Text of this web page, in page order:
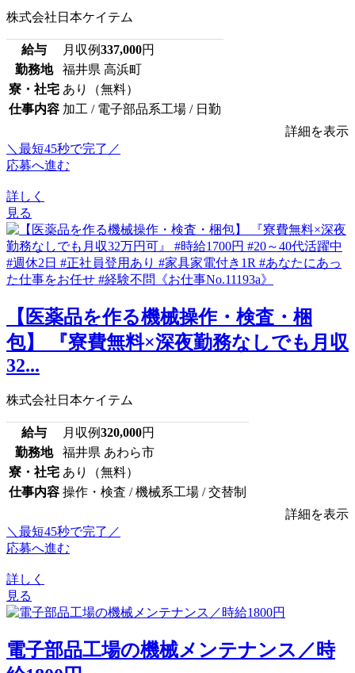
株式会社日本ケイテム
給与 月収例337,000円
勤務地
福井県 高浜町
寮・社宅 あり（無料）
仕事内容 加工 / 電子部品系工場 / 日勤
詳細を表示
＼最短45秒で完了／
応募へ進む
詳しく
見る
【医薬品を作る機械操作・検査・梱
包】 『寮費無料×深夜勤務なしでも月収
32...
株式会社日本ケイテム
給与 月収例320,000円
勤務地
福井県 あわら市
寮・社宅 あり（無料）
仕事内容 操作・検査 / 機械系工場 / 交替制
詳細を表示
＼最短45秒で完了／
応募へ進む
詳しく
見る
電子部品工場の機械メンテナンス／時